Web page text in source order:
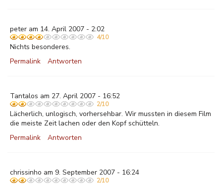
peter am 14. April 2007 - 2:02
4/10
Nichts besonderes.
Permalink
Antworten
Tantalos am 27. April 2007 - 16:52
2/10
Lächerlich, unlogisch, vorhersehbar. Wir mussten in diesem Film
die meiste Zeit lachen oder den Kopf schütteln.
Permalink
Antworten
chrissinho am 9. September 2007 - 16:24
2/10